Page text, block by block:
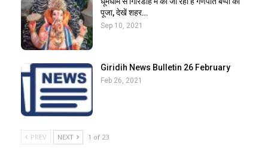
पूजा, देखें शहर…
Sep 10, 2021
Giridih News Bulletin 26 February
Feb 26, 2021
PREV NEXT 1 of 23